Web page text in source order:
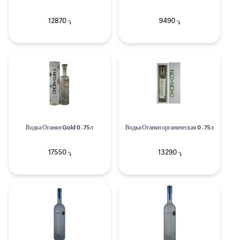
12870֏ 9490 ֏
Водка Оганян Gold 0․75л
17550֏
Водка Оганян органическая 0․75л
13290֏